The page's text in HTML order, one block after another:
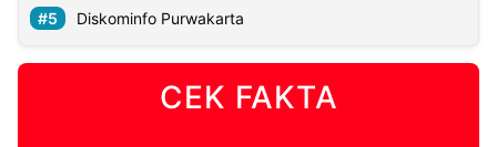
Diskominfo Purwakarta
CEK FAKTA